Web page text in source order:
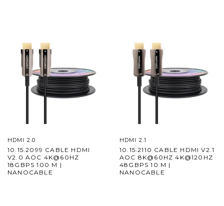
HDMI 2.0
10.15.2099 CABLE HDMI
V2.0 AOC 4K@60HZ
18GBPS 100 M |
NANOCABLE
HDMI 2.1
10.15.2110 CABLE HDMI V2.1
AOC 8K@60HZ 4K@120HZ
48GBPS 10 M |
NANOCABLE